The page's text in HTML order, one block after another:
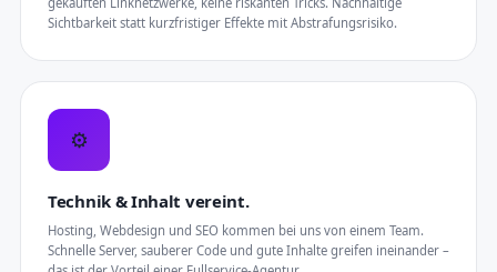
Sichtbarkeit statt kurzfristiger Effekte mit Abstrafungsrisiko.
⚙️
Technik & Inhalt vereint.
Hosting, Webdesign und SEO kommen bei uns von einem Team.
Schnelle Server, sauberer Code und gute Inhalte greifen ineinander –